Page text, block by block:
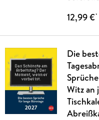
12,99 €*
Die
Witz an